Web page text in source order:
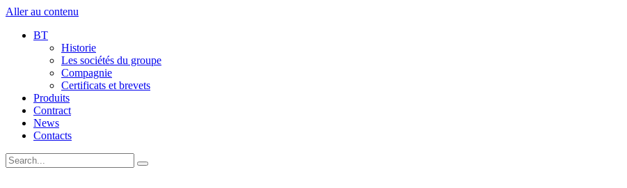
Aller au contenu
BT
Historie
Les sociétés du groupe
Compagnie
Certificats et brevets
Produits
Contract
News
Contacts